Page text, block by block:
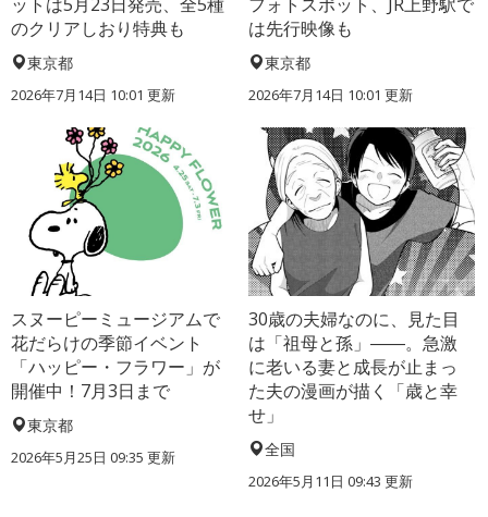
のクリアしおり特典も
東京都
2026年7月14日 10:01 更新
は先行映像も
東京都
2026年7月14日 10:01 更新
スヌーピーミュージアムで
花だらけの季節イベント
「ハッピー・フラワー」が
開催中！7月3日まで
東京都
2026年5月25日 09:35 更新
30歳の夫婦なのに、見た目
は「祖母と孫」――。急激
に老いる妻と成長が止まっ
た夫の漫画が描く「歳と幸
せ」
全国
2026年5月11日 09:43 更新